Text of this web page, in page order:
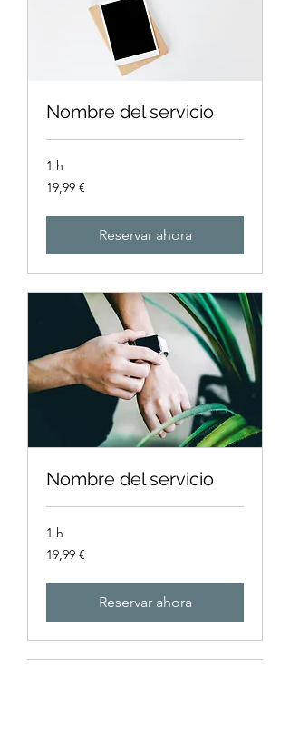
Nombre del servicio
1 h
19,99
euros
19,99 €
Reservar ahora
Nombre del servicio
1 h
19,99
euros
19,99 €
Reservar ahora